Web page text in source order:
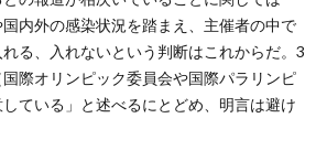
国内外の感染状況を踏まえ、主催者の中で
る、入れないという判断はこれからだ。3
際オリンピック委員会や国際パラリンピ
ている」と述べるにとどめ、明言は避け